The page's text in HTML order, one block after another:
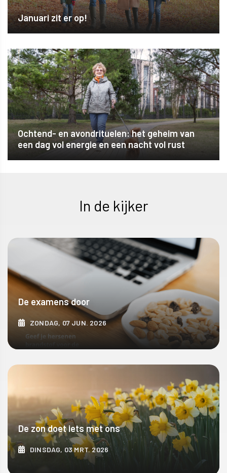
Januari zit er op!
Ochtend- en avondrituelen: het geheim van
een dag vol energie en een nacht vol rust
In de kijker
De examens door
ZONDAG, 07 JUN. 2026
ONTDEK MEER
De zon doet iets met ons
DINSDAG, 03 MRT. 2026